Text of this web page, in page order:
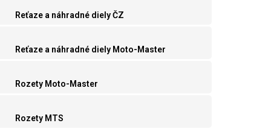
Reťaze a náhradné diely ČZ
Reťaze a náhradné diely Moto-Master
Rozety Moto-Master
Rozety MTS